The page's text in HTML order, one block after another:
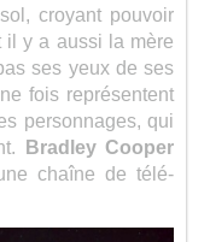
croyant pouvoir
il y a aussi la mère
ses yeux de ses
fois représentent
personnages, qui
Bradley Cooper
chaîne de télé-